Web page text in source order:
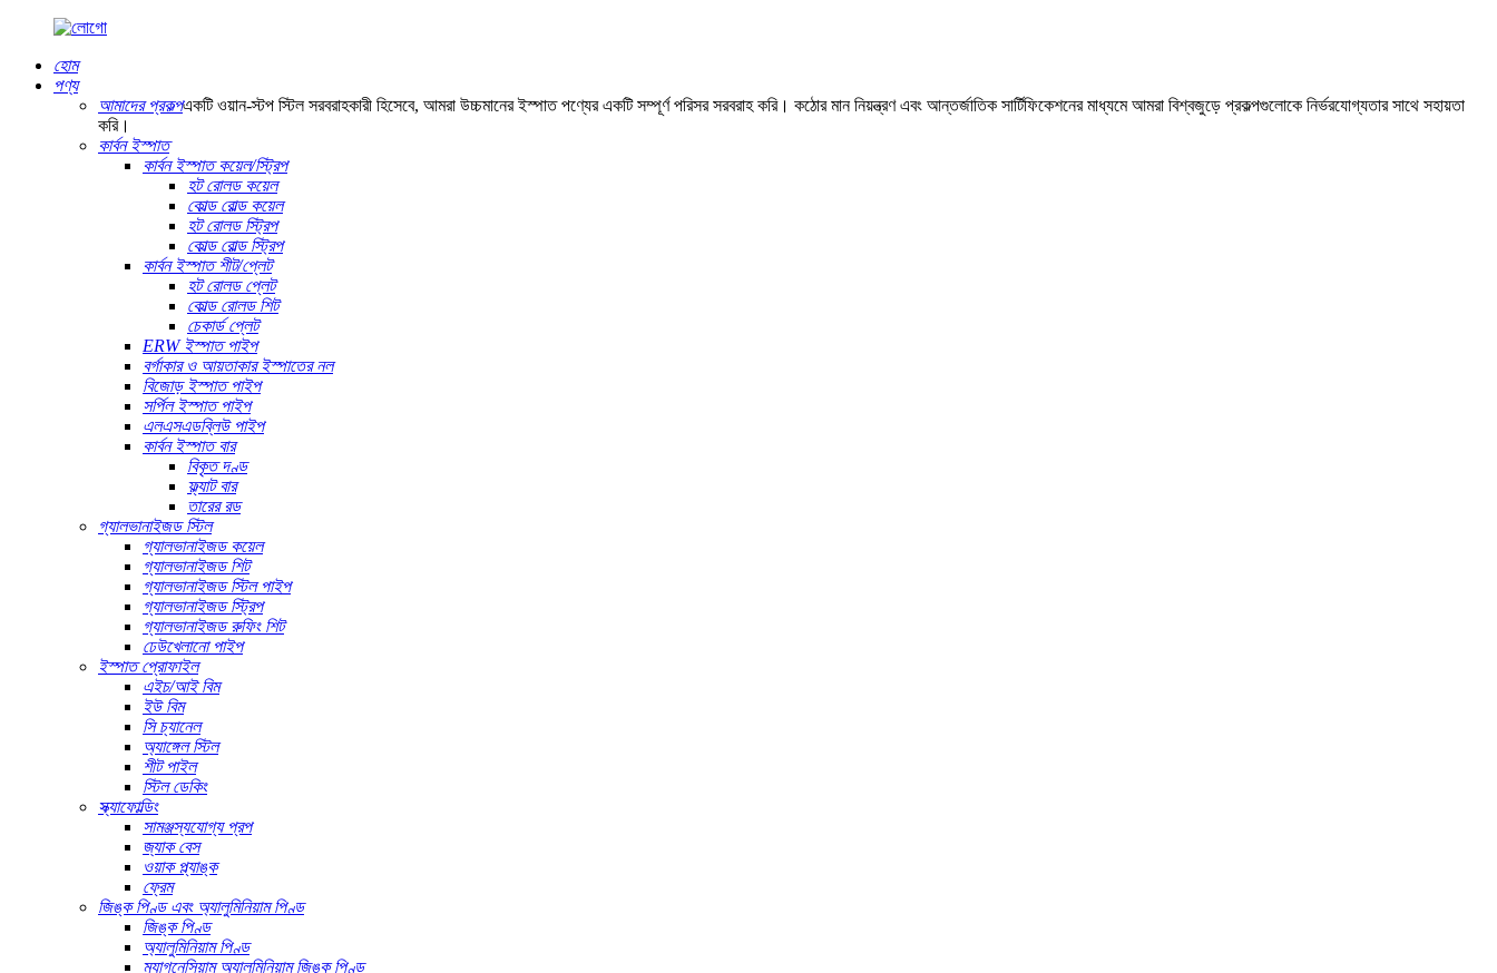
হোম
পণ্য
আমাদের প্রকল্পএকটি ওয়ান-স্টপ স্টিল সরবরাহকারী হিসেবে, আমরা উচ্চমানের ইস্পাত পণ্যের একটি সম্পূর্ণ পরিসর সরবরাহ করি। কঠোর মান নিয়ন্ত্রণ এবং আন্তর্জাতিক সার্টিফিকেশনের মাধ্যমে আমরা বিশ্বজুড়ে প্রকল্পগুলোকে নির্ভরযোগ্যতার সাথে সহায়তা
করি।
কার্বন ইস্পাত
কার্বন ইস্পাত কয়েল/স্ট্রিপ
হট রোলড কয়েল
কোল্ড রোল্ড কয়েল
হট রোলড স্ট্রিপ
কোল্ড রোল্ড স্ট্রিপ
কার্বন ইস্পাত শীট/প্লেট
হট রোলড প্লেট
কোল্ড রোলড শিট
চেকার্ড প্লেট
ERW ইস্পাত পাইপ
বর্গাকার ও আয়তাকার ইস্পাতের নল
বিজোড় ইস্পাত পাইপ
সর্পিল ইস্পাত পাইপ
এলএসএডব্লিউ পাইপ
কার্বন ইস্পাত বার
বিকৃত দণ্ড
ফ্ল্যাট বার
তারের রড
গ্যালভানাইজড স্টিল
গ্যালভানাইজড কয়েল
গ্যালভানাইজড শিট
গ্যালভানাইজড স্টিল পাইপ
গ্যালভানাইজড স্ট্রিপ
গ্যালভানাইজড রুফিং শিট
ঢেউখেলানো পাইপ
ইস্পাত প্রোফাইল
এইচ/আই বিম
ইউ বিম
সি চ্যানেল
অ্যাঙ্গেল স্টিল
শীট পাইল
স্টিল ডেকিং
স্ক্যাফোল্ডিং
সামঞ্জস্যযোগ্য প্রপ
জ্যাক বেস
ওয়াক প্ল্যাঙ্ক
ফ্রেম
জিঙ্ক পিণ্ড এবং অ্যালুমিনিয়াম পিণ্ড
জিঙ্ক পিণ্ড
অ্যালুমিনিয়াম পিণ্ড
ম্যাগনেসিয়াম অ্যালুমিনিয়াম জিঙ্ক পিণ্ড